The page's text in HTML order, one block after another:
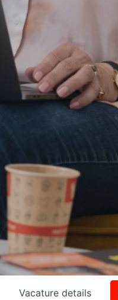
Vacature details